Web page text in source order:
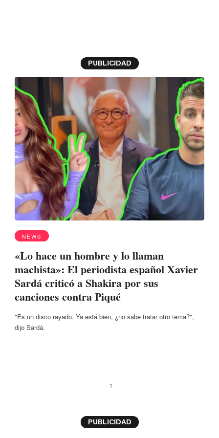
PUBLICIDAD
NEWS
«Lo hace un hombre y lo llaman
machista»: El periodista español Xavier
Sardá criticó a Shakira por sus
canciones contra Piqué
"Es un disco rayado. Ya está bien, ¿no sabe tratar otro tema?",
dijo Sardá.
1
PUBLICIDAD